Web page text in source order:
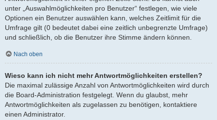
unter „Auswahlmöglichkeiten pro Benutzer“ festlegen, wie viele
Optionen ein Benutzer auswählen kann, welches Zeitlimit für die
Umfrage gilt (0 bedeutet dabei eine zeitlich unbegrenzte Umfrage)
und schließlich, ob die Benutzer ihre Stimme ändern können.
Nach oben
Wieso kann ich nicht mehr Antwortmöglichkeiten erstellen?
Die maximal zulässige Anzahl von Antwortmöglichkeiten wird durch
die Board-Administration festgelegt. Wenn du glaubst, mehr
Antwortmöglichkeiten als zugelassen zu benötigen, kontaktiere
einen Administrator.